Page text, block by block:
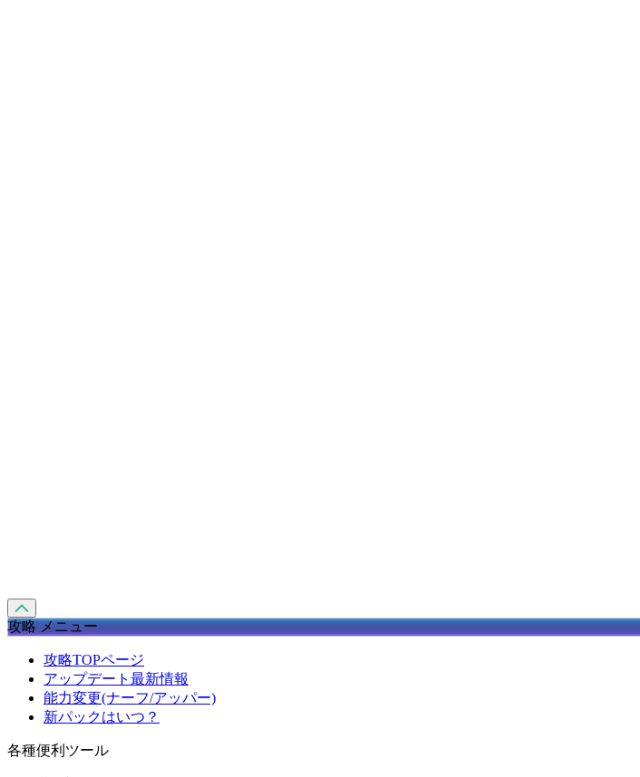
攻略 メニュー
攻略TOPページ
アップデート最新情報
能力変更(ナーフ/アッパー)
新パックはいつ？
各種便利ツール